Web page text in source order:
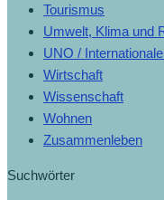
Tourismus
Umwelt, Klima und
UNO /
Wirtschaft
Wissenschaft
Wohnen
Zusammenleben
Suchwörter